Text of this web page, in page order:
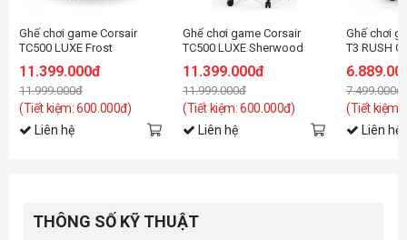
Ghế chơi game Corsair
TC500 LUXE Frost
11.399.000đ
11.999.000đ
(Tiết kiệm: 600.000đ)
Liên hệ
Ghế chơi game Corsair
TC500 LUXE Sherwood
11.399.000đ
11.999.000đ
(Tiết kiệm: 600.000đ)
Liên hệ
Ghế chơi
T3 RUSH
7.499.000đ
(Tiết kiệm:
Liên hệ
THÔNG SỐ KỸ THUẬT